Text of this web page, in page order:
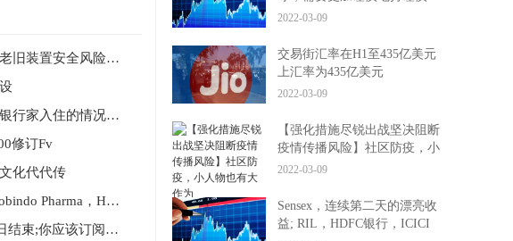
全省危险化学品生产使用企业请注意：老旧装置安全风险防控专项整治开始
经济蓝调：随着经济仍然在放缓模式和银行家入住的情况下，信贷流量缓慢
修订Fv
化代代传
焦点股票：Eicher Motors，BPCL，Aurobindo Pharma，Hero Motocorp，Itageulls住房，Itstoxs
Aditya Birla时尚和零售权问题于7月22日结束;你应该订阅吗？
2022-03-09
交易街汇率在H1至435亿美元
上汇率为435亿美元
2022-03-09
【强化措施尽锐出战坚决阻断
疫情传播风险】社区防疫，小
人物也有大作为
2022-03-09
Sensex，连续第二天的漂亮收
益; RIL，HDFC银行，ICICI